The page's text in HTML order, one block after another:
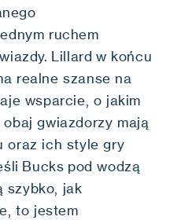
ruchem
Lillard w końcu
realne szanse na
wsparcie, o jakim
obaj gwiazdorzy mają
oraz ich style gry
Bucks pod wodzą
szybko, jak
to jestem